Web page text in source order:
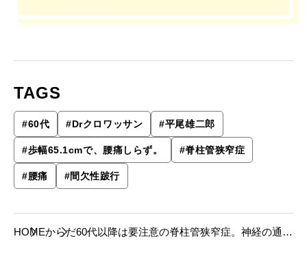
TAGS
#60代 #Drクロワッサン #平尾雄二郎
#歩幅65.1cmで、腰痛しらず。 #脊柱管狭窄症
#腰痛 #間欠性跛行
HOMEからだ60代以降は要注意の脊柱管狭窄症。神経の通り